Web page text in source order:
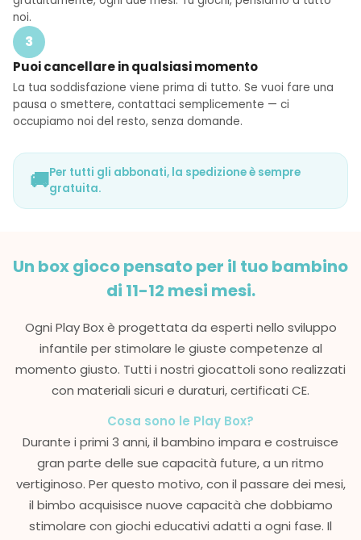
noi.
3
Puoi cancellare in qualsiasi momento
La tua soddisfazione viene prima di tutto. Se vuoi fare una
pausa o smettere, contattaci semplicemente — ci
occupiamo noi del resto, senza domande.
🚚Per tutti gli abbonati, la spedizione è sempre
gratuita.
Un box gioco pensato per il tuo bambino
di 11-12 mesi mesi.
Ogni Play Box è progettata da esperti nello sviluppo
infantile per stimolare le giuste competenze al
momento giusto. Tutti i nostri giocattoli sono realizzati
con materiali sicuri e duraturi, certificati CE.
Cosa sono le Play Box?
Durante i primi 3 anni, il bambino impara e costruisce
gran parte delle sue capacità future, a un ritmo
vertiginoso. Per questo motivo, con il passare dei mesi,
il bimbo acquisisce nuove capacità che dobbiamo
stimolare con giochi educativi adatti a ogni fase. Il